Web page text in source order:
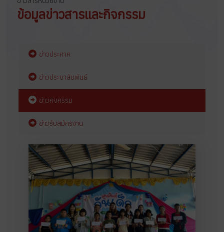
ข้อมูลข่าวสารและกิจกรรม
ข่าวประกาศ
ข่าวประชาสัมพันธ์
ข่าวกิจกรรม
ข่าวรับสมัครงาน